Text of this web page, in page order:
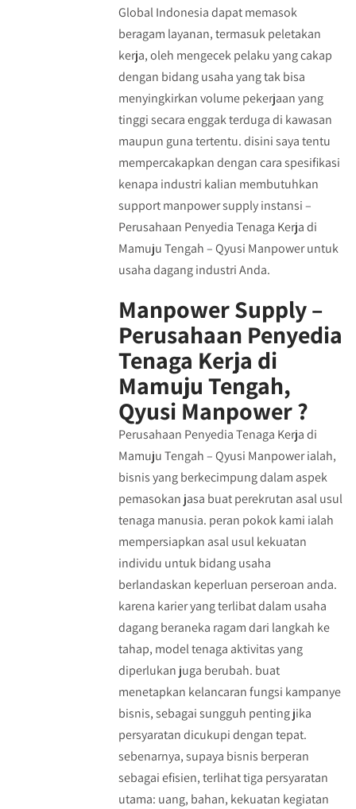
Global Indonesia dapat memasok
beragam layanan, termasuk peletakan
kerja, oleh mengecek pelaku yang cakap
dengan bidang usaha yang tak bisa
menyingkirkan volume pekerjaan yang
tinggi secara enggak terduga di kawasan
maupun guna tertentu. disini saya tentu
mempercakapkan dengan cara spesifikasi
kenapa industri kalian membutuhkan
support manpower supply instansi –
Perusahaan Penyedia Tenaga Kerja di
Mamuju Tengah – Qyusi Manpower untuk
usaha dagang industri Anda.
Manpower Supply –
Perusahaan Penyedia
Tenaga Kerja di
Mamuju Tengah,
Qyusi Manpower ?
Perusahaan Penyedia Tenaga Kerja di
Mamuju Tengah – Qyusi Manpower ialah,
bisnis yang berkecimpung dalam aspek
pemasokan jasa buat perekrutan asal usul
tenaga manusia. peran pokok kami ialah
mempersiapkan asal usul kekuatan
individu untuk bidang usaha
berlandaskan keperluan perseroan anda.
karena karier yang terlibat dalam usaha
dagang beraneka ragam dari langkah ke
tahap, model tenaga aktivitas yang
diperlukan juga berubah. buat
menetapkan kelancaran fungsi kampanye
bisnis, sebagai sungguh penting jika
persyaratan dicukupi dengan tepat.
sebenarnya, supaya bisnis berperan
sebagai efisien, terlihat tiga persyaratan
utama: uang, bahan, kekuatan kegiatan